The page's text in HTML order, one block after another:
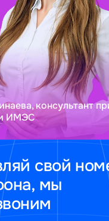
свой
мы
консультант
ИМЭС